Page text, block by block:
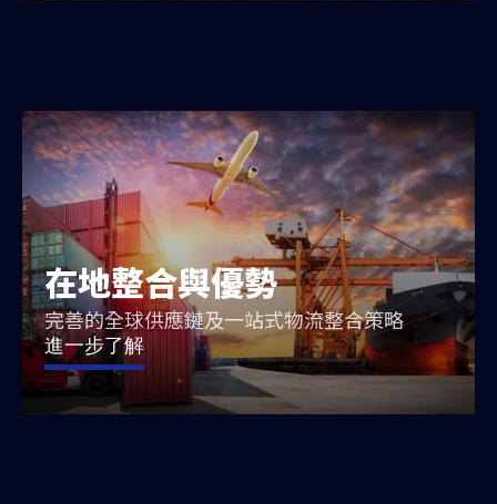
在地整合與優勢
完善的全球供應鏈及一站式物流整合策略
進一步了解